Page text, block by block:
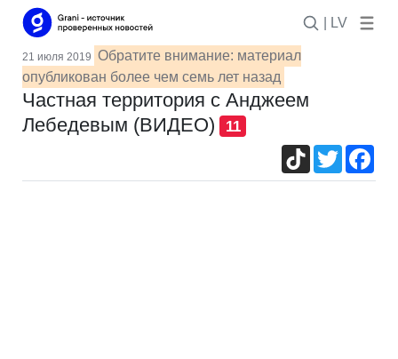
| LV
21 июля 2019 Обратите внимание: материал
опубликован более чем семь лет назад
Частная территория с Анджеем
Лебедевым (ВИДЕО)
11
TikTokTwitter